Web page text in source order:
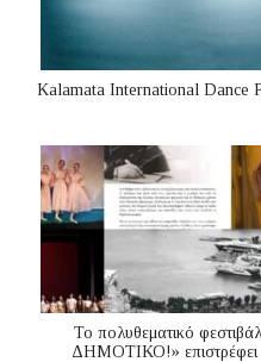
Kalamata International Dance
Το πολυθεματικό
ΔΗΜΟΤΙΚΟ!» επιστρέφει